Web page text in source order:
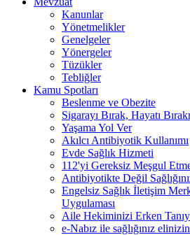
Kanunlar
Yönetmelikler
Genelgeler
Yönergeler
Tüzükler
Tebliğler
Kamu Spotları
Beslenme ve Obezite
Sigarayı Bırak, Hayatı
Yaşama Yol Ver
Akılcı Antibiyotik Kullanımı
Evde Sağlık Hizmeti
112'yi Gereksiz Meşgul
Antibiyotikte Değil
Engelsiz Sağlık İletişim
Uygulaması
Aile Hekiminizi Erken
e-Nabız ile sağlığınız